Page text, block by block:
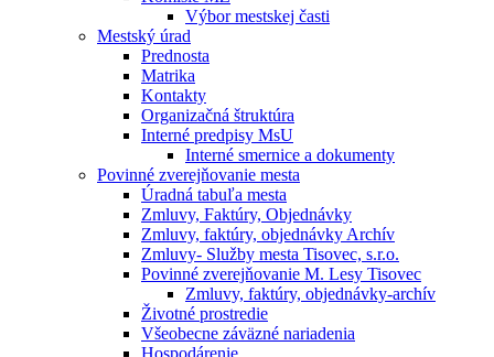
Výbor mestskej časti
Mestský úrad
Prednosta
Matrika
Kontakty
Organizačná štruktúra
Interné predpisy MsU
Interné smernice a dokumenty
Povinné zverejňovanie mesta
Úradná tabuľa mesta
Zmluvy, Faktúry, Objednávky
Zmluvy, faktúry, objednávky Archív
Zmluvy- Služby mesta Tisovec, s.r.o.
Povinné zverejňovanie M. Lesy Tisovec
Zmluvy, faktúry, objednávky-archív
Životné prostredie
Všeobecne záväzné nariadenia
Hospodárenie